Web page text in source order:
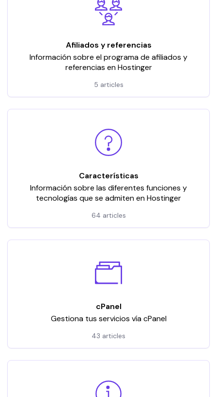
Afiliados y referencias
Información sobre el programa de afiliados y
referencias en Hostinger
5 articles
Características
Información sobre las diferentes funciones y
tecnologías que se admiten en Hostinger
64 articles
cPanel
Gestiona tus servicios vía cPanel
43 articles